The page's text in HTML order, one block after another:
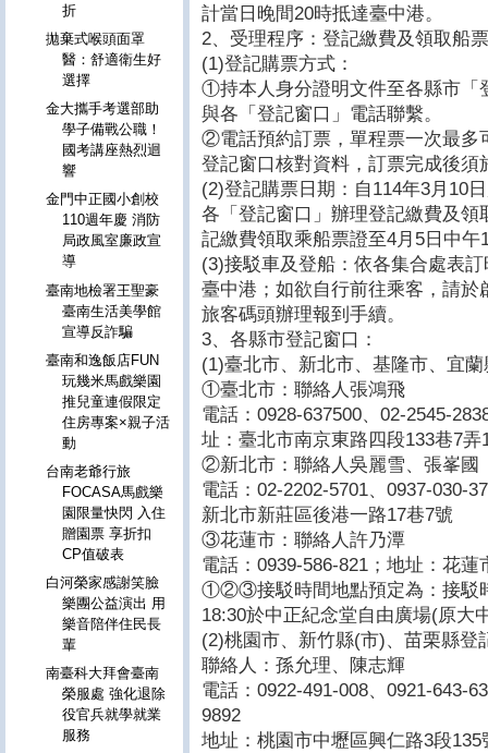
計當日晚間20時抵達臺中港。
2、受理程序：登記繳費及領取船票
(1)登記購票方式：
①持本人身分證明文件至各縣市「
與各「登記窗口」電話聯繫。
②電話預約訂票，單程票一次最多
登記窗口核對資料，訂票完成後須
(2)登記購票日期：自114年3月10
各「登記窗口」辦理登記繳費及
記繳費領取乘船票證至4月5日中午
(3)接駁車及登船：依各集合處表
臺中港；如欲自行前往乘客，請於
旅客碼頭辦理報到手續。
3、各縣市登記窗口：
(1)臺北市、新北市、基隆市、宜
①臺北市：聯絡人張鴻飛
電話：0928-637500、02-2545-
址：臺北市南京東路四段133巷7弄
②新北市：聯絡人吳麗雪、張峯國
電話：02-2202-5701、0937-030-
新北市新莊區後港一路17巷7號
③花蓮市：聯絡人許乃潭
電話：0939-586-821；地址：花蓮
①②③接駁時間地點預定為：接駁
18:30於中正紀念堂自由廣場(原大
(2)桃園市、新竹縣(市)、苗栗縣登
聯絡人：孫允理、陳志輝
電話：0922-491-008、0921-643-
9892
地址：桃園市中壢區興仁路3段135
折
拋棄式喉頭面罩
醫：舒適衛生好
選擇
金大攜手考選部助
學子備戰公職！
國考講座熱烈迴
響
金門中正國小創校
110週年慶 消防
局政風室廉政宣
導
臺南地檢署王聖豪
臺南生活美學館
宣導反詐騙
臺南和逸飯店FUN
玩幾米馬戲樂園
推兒童連假限定
住房專案×親子活
動
台南老爺行旅
FOCASA馬戲樂
園限量快閃 入住
贈園票 享折扣
CP值破表
白河榮家感謝笑臉
樂團公益演出 用
樂音陪伴住民長
輩
南臺科大拜會臺南
榮服處 強化退除
役官兵就學就業
服務